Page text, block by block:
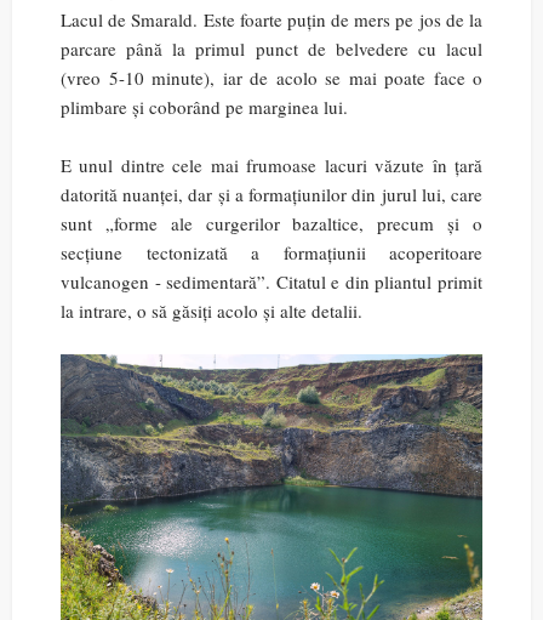
Lacul de Smarald. Este foarte puțin de mers pe jos de la
parcare până la primul punct de belvedere cu lacul
(vreo 5-10 minute), iar de acolo se mai poate face o
plimbare și coborând pe marginea lui.
E unul dintre cele mai frumoase lacuri văzute în țară
datorită nuanței, dar și a formațiunilor din jurul lui, care
sunt „forme ale curgerilor bazaltice, precum și o
secțiune tectonizată a formațiunii acoperitoare
vulcanogen - sedimentară”. Citatul e din pliantul primit
la intrare, o să găsiți acolo și alte detalii.